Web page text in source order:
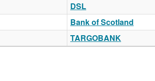
DSL
Bank of Scotland
TARGOBANK